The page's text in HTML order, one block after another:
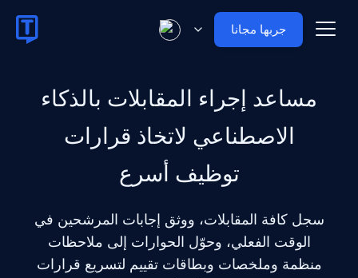
جربها مجانا
مساعد إجراء المقابلات بالذكاء
الاصطناعي لاتخاذ قرارات
توظيف أسرع
سجل كافة المقابلات، ووثق إجابات المرشحين في
الوقت الفعلي، وحوّل الحوارات إلى ملاحظات
منظمة وملخصات وبطاقات تقييم لتسريع قرارات